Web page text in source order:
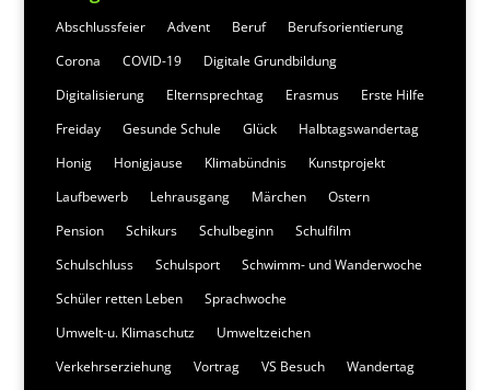
Abschlussfeier Advent Beruf
Berufsorientierung
Corona
COVID-19
Digitale Grundbildung
Digitalisierung
Elternsprechtag Erasmus
Erste Hilfe
Freiday
Gesunde Schule Glück
Halbtagswandertag
Honig
Honigjause Klimabündnis
Kunstprojekt
Laufbewerb
Lehrausgang Märchen
Ostern
Pension
Schikurs Schulbeginn
Schulfilm
Schulschluss
Schulsport
Schwimm- und Wanderwoche
Schüler retten Leben
Sprachwoche
Umwelt-u. Klimaschutz
Umweltzeichen
Verkehrserziehung
Vortrag VS Besuch
Wandertag